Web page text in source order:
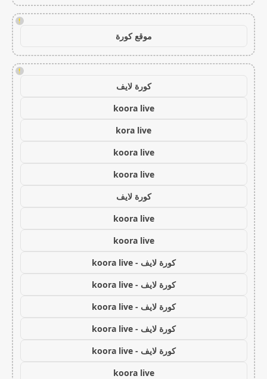
!
موقع كورة
!
كورة لايف
koora live
kora live
koora live
koora live
كورة لايف
koora live
koora live
كورة لايف - koora live
كورة لايف - koora live
كورة لايف - koora live
كورة لايف - koora live
كورة لايف - koora live
koora live